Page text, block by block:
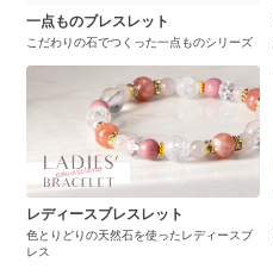
一点ものブレスレット
こだわりの石でつくった一点ものシリーズ
レディースブレスレット
色とりどりの天然石を使ったレディースブ
レス